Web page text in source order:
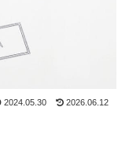
2024.05.30 2026.06.12